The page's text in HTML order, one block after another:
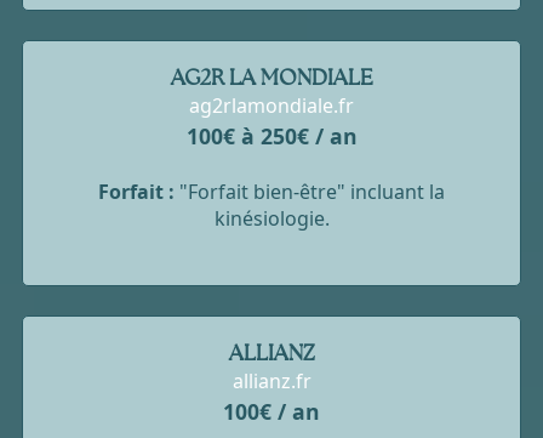
AG2R LA MONDIALE
ag2rlamondiale.fr
100€ à 250€ / an
Forfait : "Forfait bien-être" incluant la
kinésiologie.
ALLIANZ
allianz.fr
100€ / an